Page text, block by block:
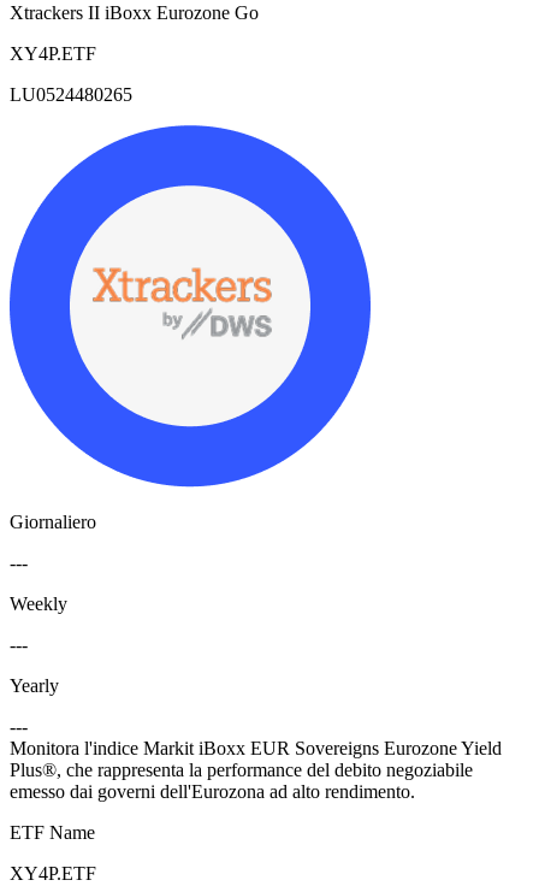
Xtrackers II iBoxx Eurozone Go
XY4P.ETF
LU0524480265
Giornaliero
---
Weekly
---
Yearly
---
Monitora l'indice Markit iBoxx EUR Sovereigns Eurozone Yield
Plus®, che rappresenta la performance del debito negoziabile
emesso dai governi dell'Eurozona ad alto rendimento.
ETF Name
XY4P.ETF